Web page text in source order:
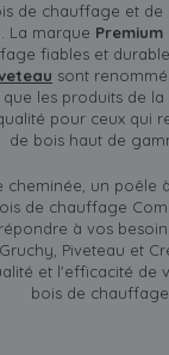
de chauffage et
La marque Premium
fiables et
sont
les produits de la
pour ceux qui
de bois haut de
cheminée, un poêle
de chauffage
à vos
Piveteau et
et l'efficacité de
bois de